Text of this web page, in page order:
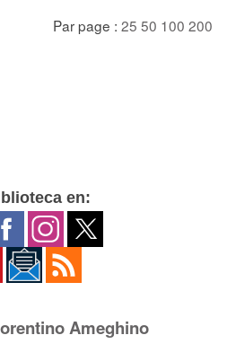
Par page : 25 50 100 200
en:
Ameghino